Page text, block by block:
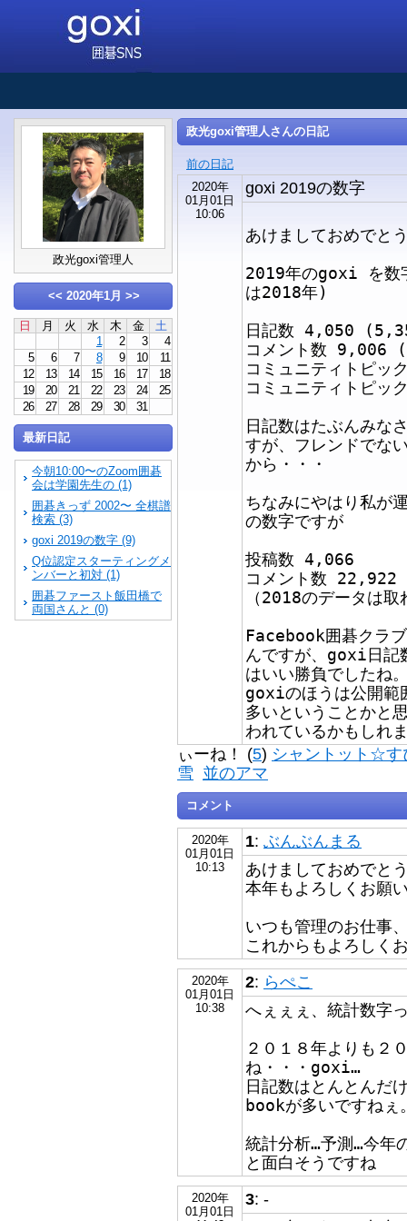
政光goxi管理人
<< 2020年1月 >>
日 月 火 水 木 金
土
1
2 3
4
5
6 7 8 9 10
11
12
13 14 15 16 17
18
19
20 21 22 23 24
25
26
27 28 29 30 31
最新日記
今朝10:00〜のZoom囲碁
会は学園先生の (1)
囲碁きっず 2002〜 全棋譜
検索 (3)
goxi 2019の数字 (9)
Q位認定スターティングメ
ンバーと初対 (1)
囲碁ファースト飯田橋で
両国さんと (0)
政光goxi管理人さんの日記
前の日記
2020年
01月01日
10:06
goxi 2019の数字
あけましておめでと
2019年のgoxi を数
は2018年)
日記数 4,050
コメント数 9,006
コミュニティトピ
コミュニティトピ
日記数はたぶんみな
すが、フレンドでな
から・・・
ちなみにやはり私が
の数字ですが
投稿数 4,066
コメント数 22,922
（2018のデータは
Facebook囲碁クラ
んですが、goxi日記
はいい勝負でしたね
goxiのほうは公開範
多いということかと
われているかもしれ
ぃーね！ (5) シャントット☆す
雪 並のアマ
コメント
2020年
01月01日
10:13
1: ぶんぶんまる
あけましておめでと
本年もよろしくお願
いつも管理のお仕事
これからもよろしく
2020年
01月01日
10:38
2: らぺこ
へぇぇぇ、統計数字
２０１８年よりも２
ね・・・goxi…
日記数はとんとんだ
bookが多いですねぇ
統計分析…予測…今年
と面白そうですね
2020年
01月01日
3: -